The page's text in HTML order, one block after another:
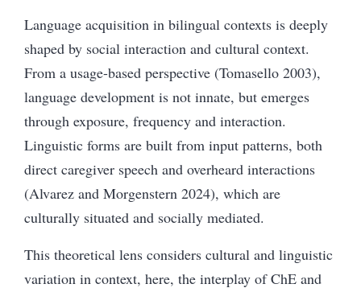
Language acquisition in bilingual contexts is deeply
shaped by social interaction and cultural context.
From a usage-based perspective (Tomasello 2003),
language development is not innate, but emerges
through exposure, frequency and interaction.
Linguistic forms are built from input patterns, both
direct caregiver speech and overheard interactions
(Alvarez and Morgenstern 2024), which are
culturally situated and socially mediated.
This theoretical lens considers cultural and linguistic
variation in context, here, the interplay of ChE and